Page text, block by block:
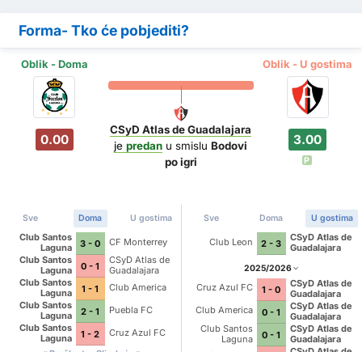
Forma- Tko će pobjediti?
Oblik - Doma Oblik - U gostima
0.00
CSyD Atlas de Guadalajara
jepredan u smisluBodovi
po igri
3.00
P
Sve Doma U gostima
Club Santos
Laguna
3 - 0
CF Monterrey
Club Santos
Laguna
0 - 1
CSyD Atlas de
Guadalajara
Club Santos
Laguna
1 - 1
Club America
Club Santos
Laguna
2 - 1
Puebla FC
Club Santos
Laguna
1 - 2
Cruz Azul FC
Sve Doma U gostima
Club Leon 2 - 3
CSyD Atlas de
Guadalajara
2025/2026
Cruz Azul FC 1 - 0
CSyD Atlas de
Guadalajara
Club America
0 - 1
CSyD Atlas de
Guadalajara
Club Santos
Laguna
0 - 1
CSyD Atlas de
Guadalajara